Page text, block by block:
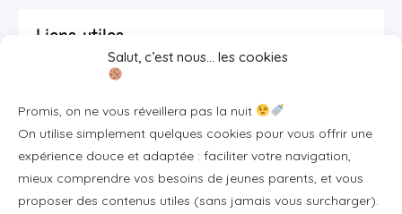
Salut, c’est nous… les cookies
Promis, on ne vous réveillera pas la nuit
On utilise simplement quelques cookies pour vous offrir une
expérience douce et adaptée : faciliter votre navigation,
mieux comprendre vos besoins de jeunes parents, et vous
proposer des contenus utiles (sans jamais vous surcharger).
Liens utiles
Se connecter/S'inscrire
FAQ / Livraison & accès
À propos
Plan du site